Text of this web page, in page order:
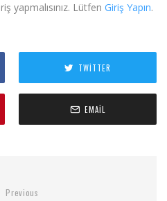
yapmalısınız. Lütfen Giriş Yapın.
TWITTER
EMAIL
Previous